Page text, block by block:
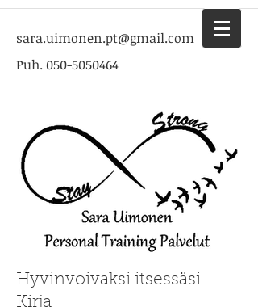
sara.uimonen.pt@gmail.com
Puh. 050-5050464
Hyvinvoivaksi itsessäsi -
Kirja